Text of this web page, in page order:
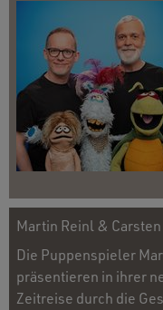
Martin Reinl & Carsten
Die Puppenspieler
präsentieren in ihrer
Zeitreise durch die